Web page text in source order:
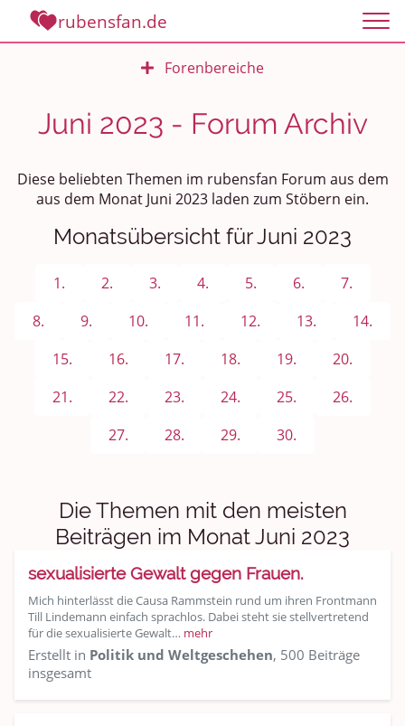
rubensfan.de
Forenbereiche
Rundum Leben
Smalltalk
Persönliches
Treffen und Stammtische
Ü100 Party - Fanecke
Gesundheit & Wellness
Sport & Freizeit
Medien & Showgeschäft
Kochen, Backen und Genießen
Anregungen und Support
Spiel, Spaß und Sinnlosigkeit
Gewicht reduzieren
Juni 2023 - Forum Archiv
Diese beliebten Themen im rubensfan Forum aus dem
aus dem Monat Juni 2023 laden zum Stöbern ein.
Monatsübersicht für Juni 2023
1. 2. 3. 4. 5. 6.
7.
8.
9. 10. 11. 12. 13.
14.
15.
16. 17. 18. 19.
20.
21.
22. 23. 24. 25.
26.
27.
28. 29. 30.
Die Themen mit den meisten
Beiträgen im Monat Juni 2023
sexualisierte Gewalt gegen Frauen.
Mich hinterlässt die Causa Rammstein rund um ihren Frontmann
Till Lindemann einfach sprachlos. Dabei steht sie stellvertretend
für die sexualisierte Gewalt… mehr
Erstellt in Politik und Weltgeschehen, 500 Beiträge
insgesamt